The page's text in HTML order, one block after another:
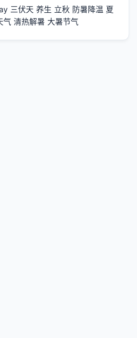
三伏天 养生 立秋 防暑降温 夏
气 清热解暑 大暑节气